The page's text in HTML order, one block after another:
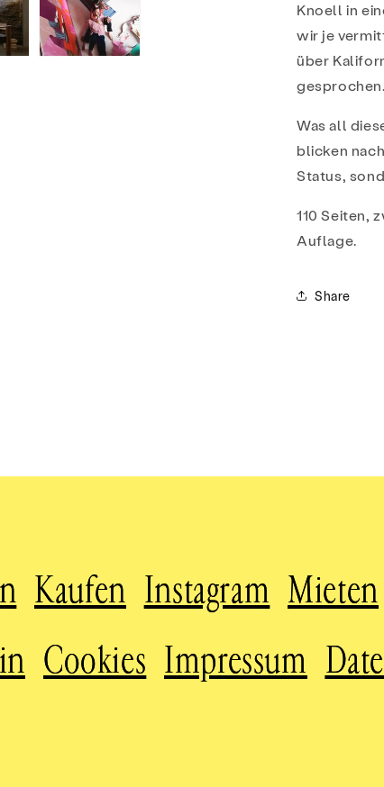
Knoell in
wir je
über
gesprochen.
Was all
blicken
Status,
110 Seiten,
Auflage.
Share
Kaufen Instagram Mieten
Cookies Impressum